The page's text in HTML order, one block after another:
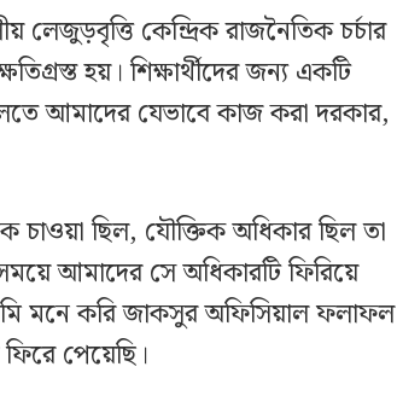
কেন্দ্রিক রাজনৈতিক চর্চার
হয়। শিক্ষার্থীদের জন্য একটি
আমাদের যেভাবে কাজ করা দরকার,
চাওয়া ছিল, যৌক্তিক অধিকার ছিল তা
আমাদের সে অধিকারটি ফিরিয়ে
মনে করি জাকসুর অফিসিয়াল ফলাফল
পেয়েছি।